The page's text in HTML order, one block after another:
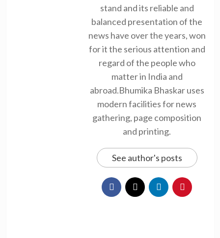
stand and its reliable and
balanced presentation of the
news have over the years, won
for it the serious attention and
regard of the people who
matter in India and
abroad.Bhumika Bhaskar uses
modern facilities for news
gathering, page composition
and printing.
See author's posts